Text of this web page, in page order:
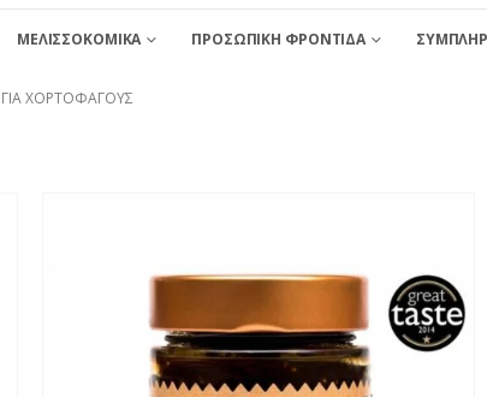
ΜΕΛΙΣΣΟΚΟΜΙΚΑ ΠΡΟΣΩΠΙΚΗ ΦΡΟΝΤΙΔΑ
ΓΙΑ ΧΟΡΤΟΦΆΓΟΥΣ